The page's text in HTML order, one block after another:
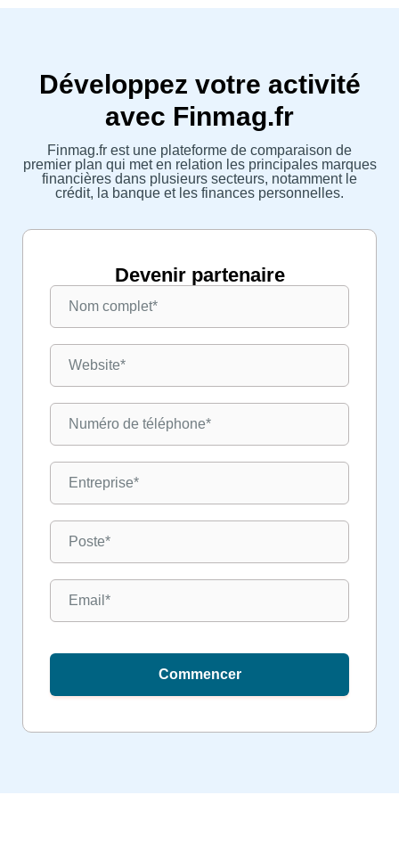
Développez votre activité
avec Finmag.fr
Finmag.fr est une plateforme de comparaison de
premier plan qui met en relation les principales marques
financières dans plusieurs secteurs, notamment le
crédit, la banque et les finances personnelles.
Devenir partenaire
Commencer